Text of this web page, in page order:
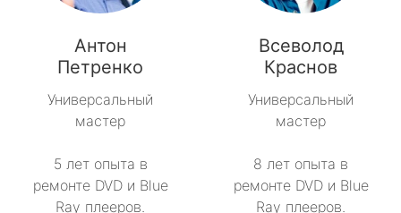
Антон
Петренко
Универсальный
мастер
5 лет опыта в
ремонте DVD и Blue
Ray плееров.
Всеволод
Краснов
Универсальный
мастер
8 лет опыта в
ремонте DVD и Blue
Ray плееров.